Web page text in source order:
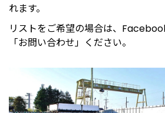
れます。
リストをご希望の場合は、
「お問い合わせ」ください。